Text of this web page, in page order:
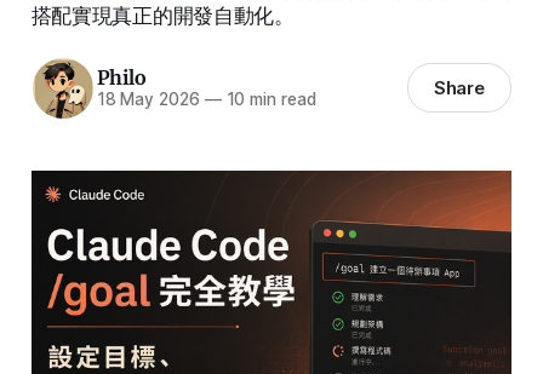
搭配實現真正的開發自動化。
Philo
18 May 2026 —10 min read Share